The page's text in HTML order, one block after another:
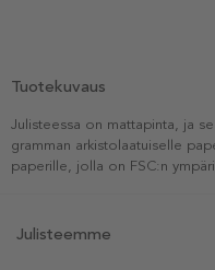
Tuotekuvaus
Julisteessa on mattapinta, ja
gramman arkistolaatuiselle
paperille, jolla on FSC:n
Julisteemme